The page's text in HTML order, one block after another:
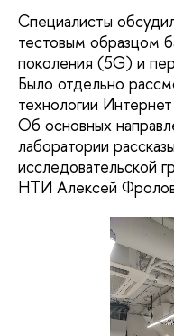
Специалисты
тестовым образцом
поколения (5G) и
Было отдельно
технологии
Об основных
лаборатории
исследовательской
НТИ Алексей